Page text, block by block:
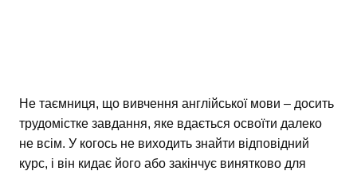
Не таємниця, що вивчення англійської мови – досить
трудомістке завдання, яке вдається освоїти далеко
не всім. У когось не виходить знайти відповідний
курс, і він кидає його або закінчує винятково для